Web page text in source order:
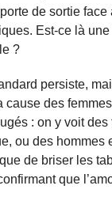
de sortie face
Est-ce là
?
persiste,
cause des
: on y voit des
ou des hommes
de briser les
que